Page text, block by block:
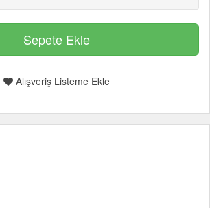
Alışveriş Listeme Ekle